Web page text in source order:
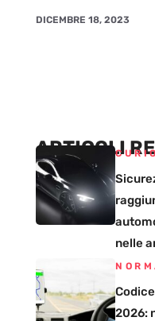
DICEMBRE 18, 2023
ARTICOLI
nelle
2026: